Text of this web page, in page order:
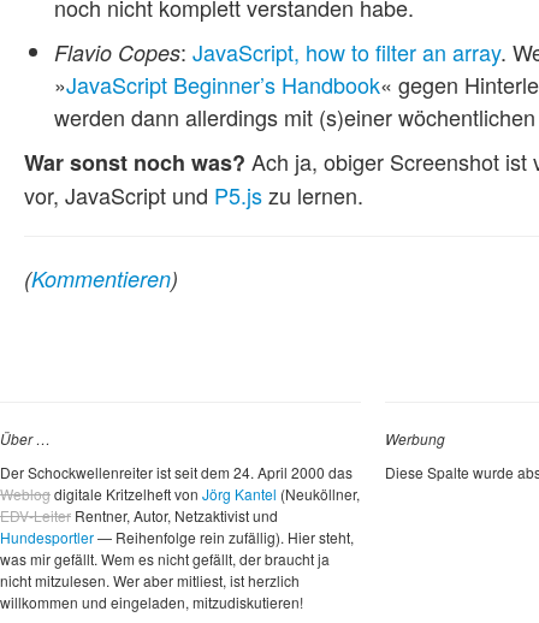
noch nicht komplett verstanden habe.
Flavio Copes: JavaScript, how to filter an array.
»JavaScript Beginner’s Handbook« gegen
werden dann allerdings mit (s)einer
War sonst noch was? Ach ja, obiger Screenshot ist
vor, JavaScript und P5.jszu lernen.
(Kommentieren)
Über …
Der Schockwellenreiter ist seit dem 24. April 2000 das
Weblogdigitale Kritzelheft von Jörg Kantel (Neuköllner,
EDV-Leiter Rentner, Autor, Netzaktivist und
Hundesportler— Reihenfolge rein zufällig). Hier steht,
was mir gefällt. Wem es nicht gefällt, der braucht ja
nicht mitzulesen. Wer aber mitliest, ist herzlich
willkommen und eingeladen, mitzudiskutieren!
Werbung
Diese Spalte wurde